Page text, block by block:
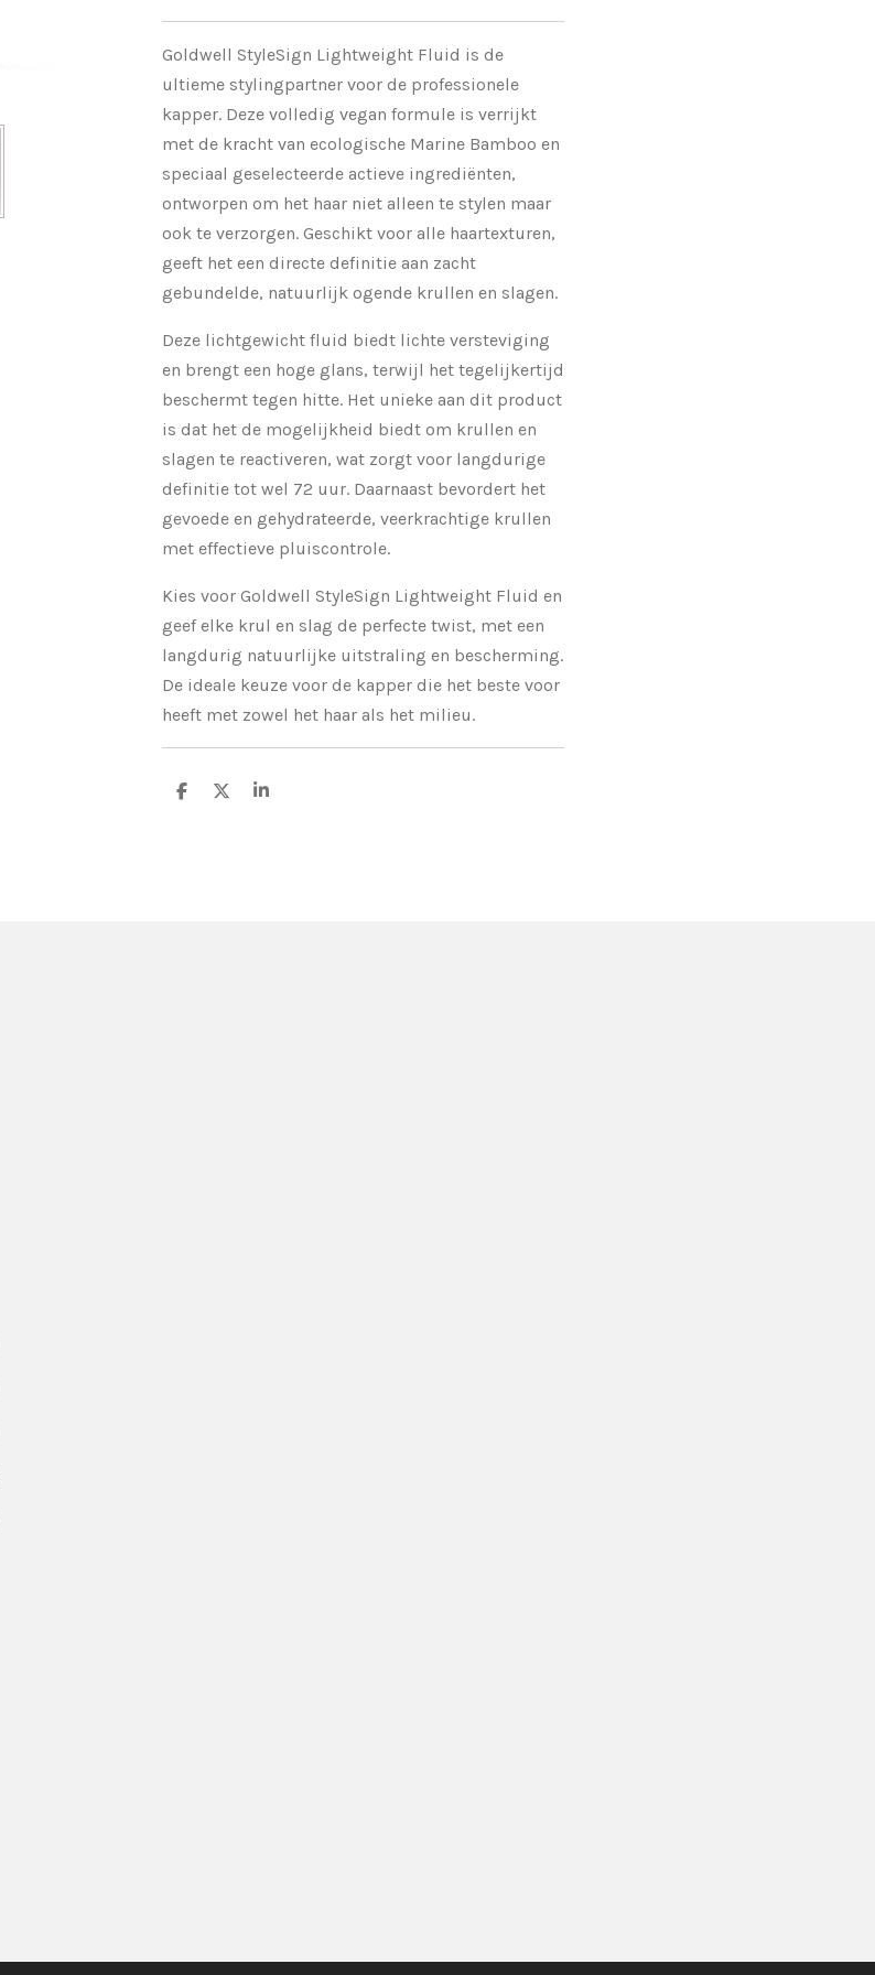
Goldwell StyleSign Lightweight Fluid is de
ultieme stylingpartner voor de professionele
kapper. Deze volledig vegan formule is verrijkt
met de kracht van ecologische Marine Bamboo en
speciaal geselecteerde actieve ingrediënten,
ontworpen om het haar niet alleen te stylen maar
ook te verzorgen. Geschikt voor alle haartexturen,
geeft het een directe definitie aan zacht
gebundelde, natuurlijk ogende krullen en slagen.
Deze lichtgewicht fluid biedt lichte versteviging
en brengt een hoge glans, terwijl het tegelijkertijd
beschermt tegen hitte. Het unieke aan dit product
is dat het de mogelijkheid biedt om krullen en
slagen te reactiveren, wat zorgt voor langdurige
definitie tot wel 72 uur. Daarnaast bevordert het
gevoede en gehydrateerde, veerkrachtige krullen
met effectieve pluiscontrole.
Kies voor Goldwell StyleSign Lightweight Fluid en
geef elke krul en slag de perfecte twist, met een
langdurig natuurlijke uitstraling en bescherming.
De ideale keuze voor de kapper die het beste voor
heeft met zowel het haar als het milieu.
D
D
S